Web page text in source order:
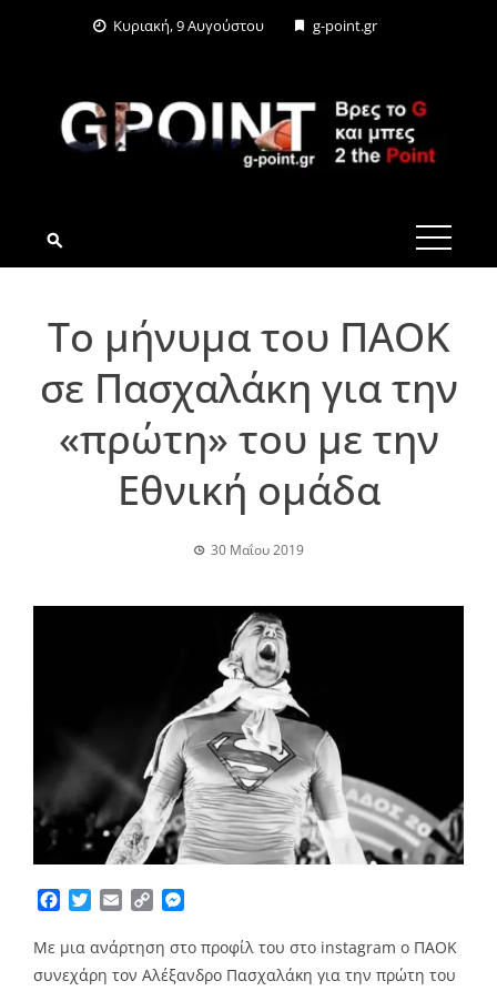
Κυριακή, 9 Αυγούστου g-point.gr
G-POINT.GR
Το μήνυμα του ΠΑΟΚ
σε Πασχαλάκη για την
«πρώτη» του με την
Εθνική ομάδα
30 Μαΐου 2019
Facebook
TwitterEmailCopy
Με μια ανάρτηση στο προφίλ του στο instagram ο ΠΑΟΚ
συνεχάρη τον Αλέξανδρο Πασχαλάκη για την πρώτη του